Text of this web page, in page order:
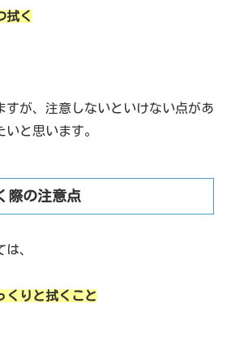
拭く
すが、注意しないといけない点があ
と思います。
際の注意点
、
くりと拭くこと